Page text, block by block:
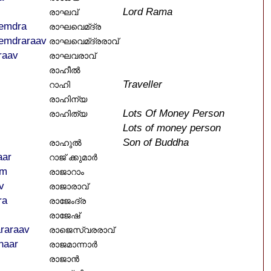
രാഘവ്
Lord Rama
രാഘവെമ്ദ്ര
രാഘവെമ്ദ്രരാവ്
രാഘവരാവ്
രാഹീൽ
റാഹി
Traveller
രാഹിന്യ
രാഹിത്യ
Lots Of Money Person
Lots of money person
രാഹുൽ
Son of Buddha
റാജ് ക്കുമാർ
രാജാറാം
രാജാരാവ്
രാജേംദ്ര
രാജേഷ്
രാജെസ്വരരാവ്
രാജമാന്നാർ
രാജാൻ